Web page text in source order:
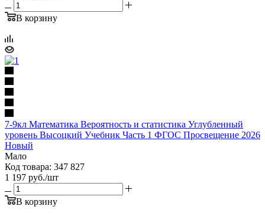
В корзину
7-9кл Математика Вероятность и статистика Углубленный
уровень Высоцкий Учебник Часть 1 ФГОС Просвещение 2026
Новый
Мало
Код товара: 347 827
1 197 руб./шт
В корзину